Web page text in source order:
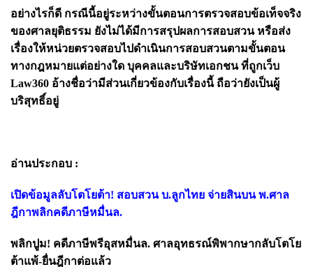
อย่างไรก็ดี กรณีนี้อยู่ระหว่างขั้นตอนการตรวจสอบข้อเท็จจริง
ของศาลยุติธรรม ยังไม่ได้มีการสรุปผลการสอบสวน หรือส่ง
เรื่องให้หน่วยตรวจสอบไปดำเนินการสอบสวนตามขั้นตอน
ทางกฎหมายแต่อย่างใด บุคคลและบริษัทเอกชน ที่ถูกเว็บ
Law360 อ้างชื่อว่ามีส่วนเกี่ยวข้องกับเรื่องนี้ ถือว่ายังเป็นผู้
บริสุทธิ์อยู่
อ่านประกอบ :
เปิดข้อมูลลับโตโยต้า! สอบสวน บ.ลูกไทย จ่ายสินบน พ.ศาล
ฎีกาพลิกคดีภาษีหมื่นล.
พลิกปูม! คดีภาษีพรีอุสหมื่นล. ศาลอุทธรณ์พิพากษากลับโตโย
ต้าแพ้-ยื่นฎีกาต่อแล้ว